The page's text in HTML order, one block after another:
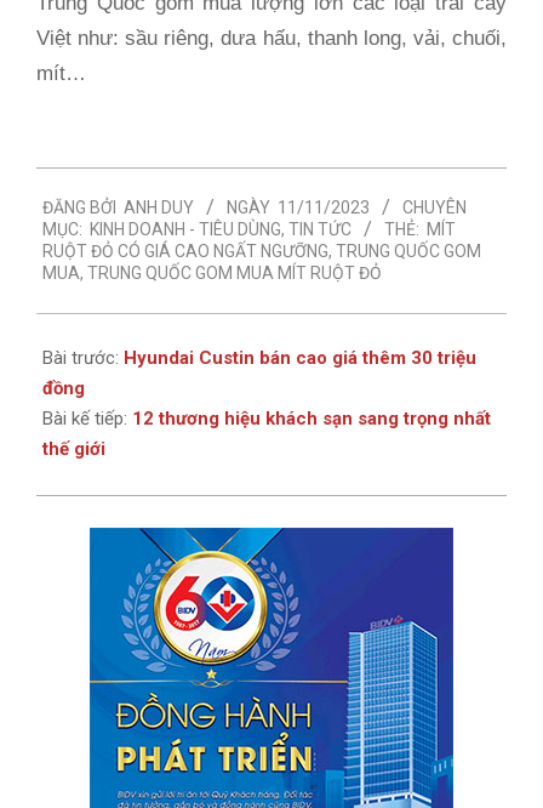
Việt như: sầu riêng, dưa hấu, thanh long, vải, chuối,
mít…
11-
11
ĐĂNG BỞI ANH DUY NGÀY 11/11/2023
CHUYÊN
MỤC: KINH DOANH - TIÊU DÙNG, TIN TỨC THẺ: MÍT
RUỘT ĐỎ CÓ GIÁ CAO NGẤT NGƯỠNG, TRUNG QUỐC GOM
MUA, TRUNG QUỐC GOM MUA MÍT RUỘT ĐỎ
Bài trước: Hyundai Custin bán cao giá thêm 30 triệu
đồng
Bài kế tiếp: 12 thương hiệu khách sạn sang trọng nhất
thế giới